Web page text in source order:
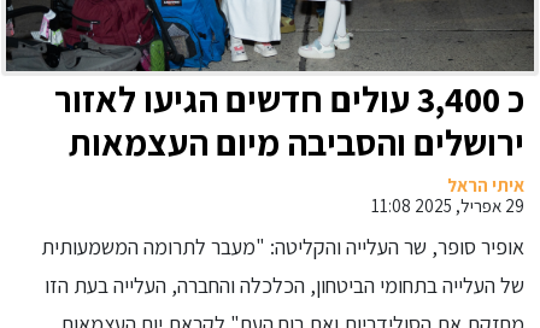
כ 3,400 עולים חדשים הגיעו לאזור
ירושלים והסביבה מיום העצמאות
אשתקד
איתי הראל
29 אפריל, 2025 11:08
אופיר סופר, שר העלייה והקליטה: "מעבר לתרומה המשמעותית
של העלייה בתחומי הביטחון, הכלכלה והחברה, העלייה בעת הזו